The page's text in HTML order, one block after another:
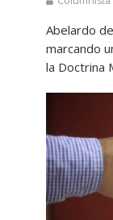
Abelardo
marcando
la Doctrina